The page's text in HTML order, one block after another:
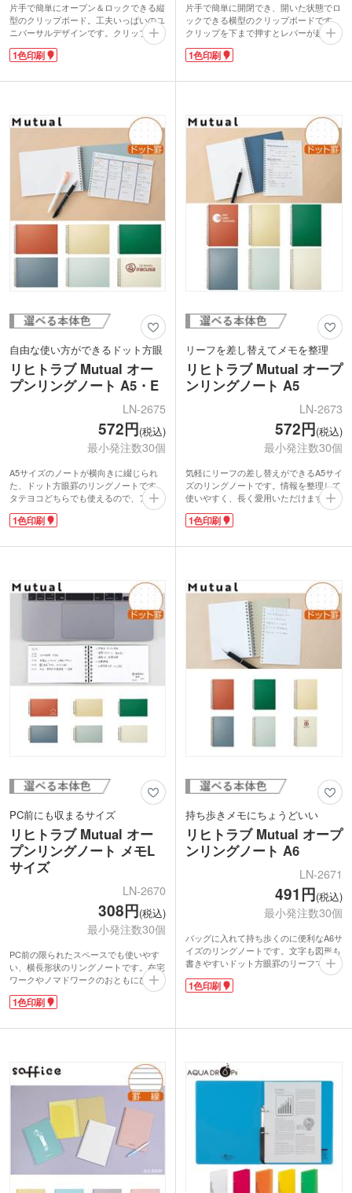
片手で簡単にオープン＆ロックできる縦
型のクリップボード。工夫いっぱいのユ
ニバーサルデザインです。クリップを開
いたままで固定できるロック機能付き。
表面は書きやすいエンボス加工で、A4
がきれいに揃うサイドストッパーや
れます。ボードが硬く手持ちでも安定し
て記入できるので、クリニックのカルテ
記入や外回りの営業、回覧に便利です。
動画提供:LIHIT LAB.
1色印刷
片手で簡単に開閉でき、開いた状態でロ
ックできる横型のクリップボードです。
クリップを下まで押すとレバーが起き上
がり開いたままでロックするので用紙が
閉じやすいロック機能付き。サイドスト
ンホルダー、5mmピッチの目盛りなど、
の掲示やスポーツのスコア表になり便
1色でロゴや企業名を印刷し、オリジナ
ルのクリップボードを製作できます。
動画提供:LIHIT LAB.
1色印刷
自由な使い方ができるドット方眼
リヒトラブ Mutual オー
プンリングノート A5・E
LN-2675
572円(税込)
最小発注数30個
A5サイズのノートが横向きに綴じられ
た、ドット方眼罫のリングノートです。
タテヨコどちらでも使えるので、アイデ
ィア次第で様々な使い方ができます。リ
ーフは気軽に差し替えられ、情報の整理
たままの書き込みもOK。オンオフ問わ
表紙に1色で校章や企業名を印刷できま
す。学校説明会や自己啓発セミナーなど
の来場者へ配布したり、卒業記念品や周
年記念品として学生や社員に贈るのにぴ
1色印刷
リーフを差し替えてメモを整理
リヒトラブ Mutual オープ
ンリングノート A5
LN-2673
572円(税込)
最小発注数30個
気軽にリーフの差し替えができるA5サイ
ズのリングノートです。情報を整理して
使いやすく、長く愛用いただけます。リ
ーフはメモにもアイデアノートにも便利
なドット方眼罫。表紙がしっかりしてい
オンオフ問わず使いやすいおしゃれなカ
明会のノベルティや入社記念品として配
布できます。人気の事務用品メーカー
「リヒトラブ」の商品なので、学生から
社会人まで幅広く喜ばれる名入れアイテ
1色印刷
PC前にも収まるサイズ
リヒトラブ Mutual オー
プンリングノート メモL
サイズ
LN-2670
308円(税込)
最小発注数30個
PC前の限られたスペースでも使いやす
い、横長形状のリングノートです。在宅
ワークやノマドワークのおともにぴった
り！表紙がしっかりしているので、立っ
たままの筆記もOK。タテヨコどちらで
できて、メモの整理に便利です。
高いノベルティが制作可能です。人気の
事務用品メーカー「リヒトラブ」の商品
なので、周年記念品や卒業記念品にもお
1色印刷
持ち歩きメモにちょうどいい
リヒトラブ Mutual オープ
ンリングノート A6
LN-2671
491円(税込)
最小発注数30個
バッグに入れて持ち歩くのに便利なA6サ
イズのリングノートです。文字も図形も
書きやすいドット方眼罫のリーフで、オ
ンオフ問わず活用できます。しっかりし
た表紙で立ったままの筆記もOK。タテ
しやすいです。
きます。学生から社会人まで幅広く使
え、セミナーや企業説明会、オープンキ
ャンパスなどで配布するのにおすすめで
1色印刷